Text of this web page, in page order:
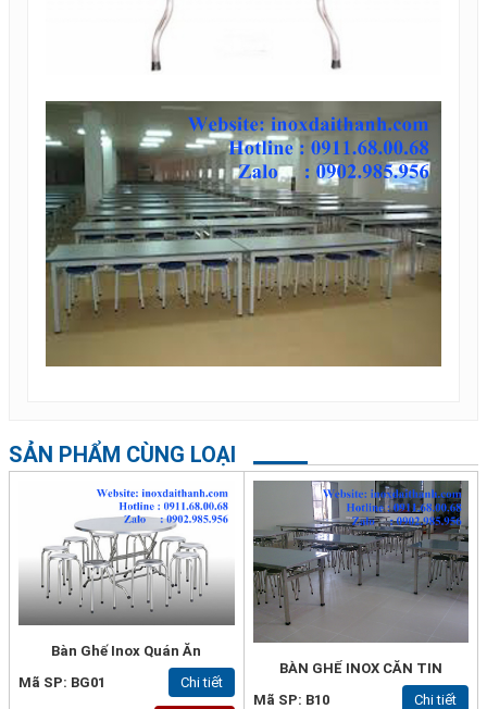
SẢN PHẨM CÙNG LOẠI
Bàn Ghế Inox Quán Ăn
Mã SP: BG01
Chi tiết
BÀN GHẾ INOX CĂN TIN
Mã SP: B10
Chi tiết